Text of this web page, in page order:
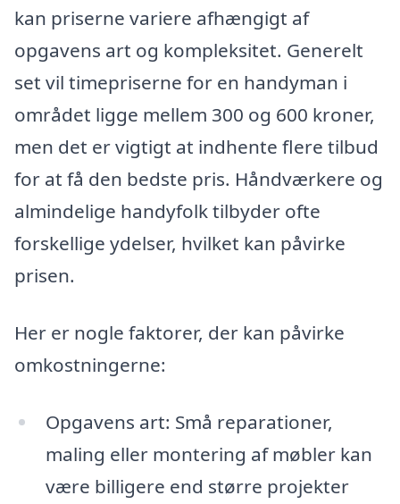
kan priserne variere afhængigt af
opgavens art og kompleksitet. Generelt
set vil timepriserne for en handyman i
området ligge mellem 300 og 600 kroner,
men det er vigtigt at indhente flere tilbud
for at få den bedste pris. Håndværkere og
almindelige handyfolk tilbyder ofte
forskellige ydelser, hvilket kan påvirke
prisen.
Her er nogle faktorer, der kan påvirke
omkostningerne:
Opgavens art: Små reparationer,
maling eller montering af møbler kan
være billigere end større projekter